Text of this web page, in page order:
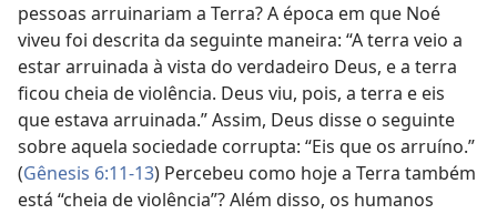
pessoas arruinariam a Terra? A época em que Noé
viveu foi descrita da seguinte maneira: “A terra veio a
estar arruinada à vista do verdadeiro Deus, e a terra
ficou cheia de violência. Deus viu, pois, a terra e eis
que estava arruinada.” Assim, Deus disse o seguinte
sobre aquela sociedade corrupta: “Eis que os arruíno.”
(Gênesis 6:11-13) Percebeu como hoje a Terra também
está “cheia de violência”? Além disso, os humanos